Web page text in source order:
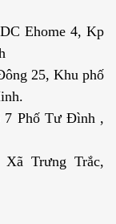
Ehome 4, Kp
25, Khu phố
7 Phố Tư Đình ,
Trưng Trắc,